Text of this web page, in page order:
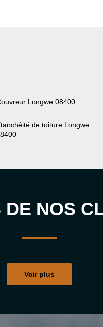
Longwe 08400
de toiture Longwe
DE NOS
Voir plus